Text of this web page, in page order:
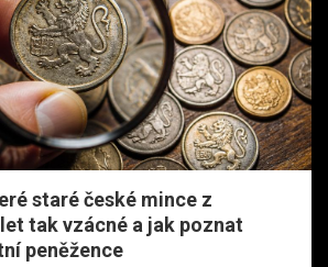
staré české mince z
tak vzácné a jak poznat
peněžence